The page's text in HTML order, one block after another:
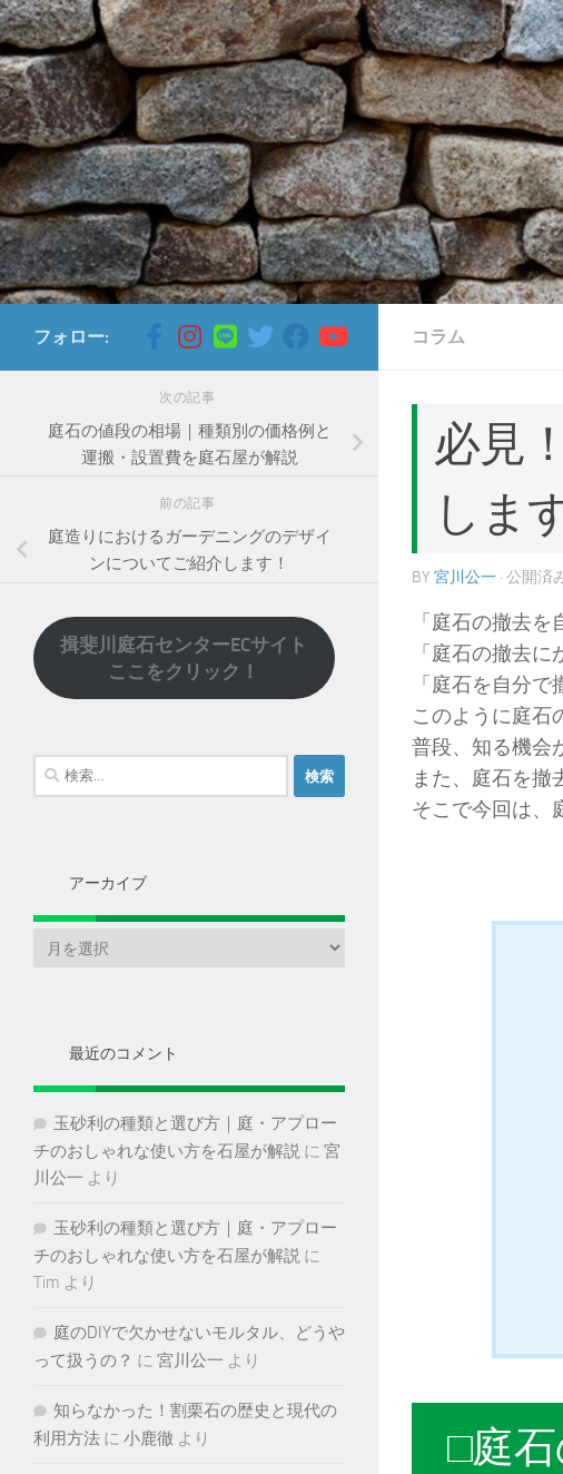
コンテンツへスキップ
コラム
必見
しま
BY 宮川公一 · 公開済
「庭石の撤去
「庭石の撤去に
「庭石を自分
このように庭石
普段、知る機会
また、庭石を撤
そこで今回は、
□庭
フォロー:
次の記事
庭石の値段の相場｜種類別の価格例と
運搬・設置費を庭石屋が解説
前の記事
庭造りにおけるガーデニングのデザイ
ンについてご紹介します！
揖斐川庭石センターECサイト
ここをクリック！
検
索:
アーカイブ
最近のコメント
玉砂利の種類と選び方｜庭・アプロー
チのおしゃれな使い方を石屋が解説 に 宮
川公一 より
玉砂利の種類と選び方｜庭・アプロー
チのおしゃれな使い方を石屋が解説 に
Tim より
庭のDIYで欠かせないモルタル、どうや
って扱うの？ に 宮川公一 より
知らなかった！割栗石の歴史と現代の
利用方法 に 小鹿徹 より